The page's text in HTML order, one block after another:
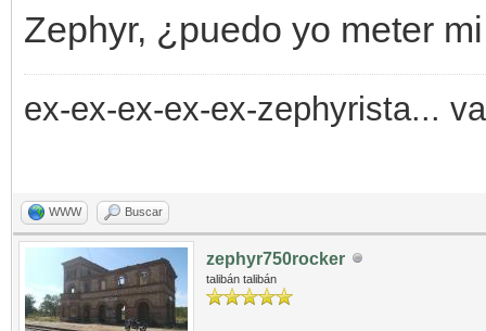
Zephyr, ¿puedo yo meter
ex-ex-ex-ex-ex-zephyrista...
WWW Buscar
zephyr750rocker
talibán talibán